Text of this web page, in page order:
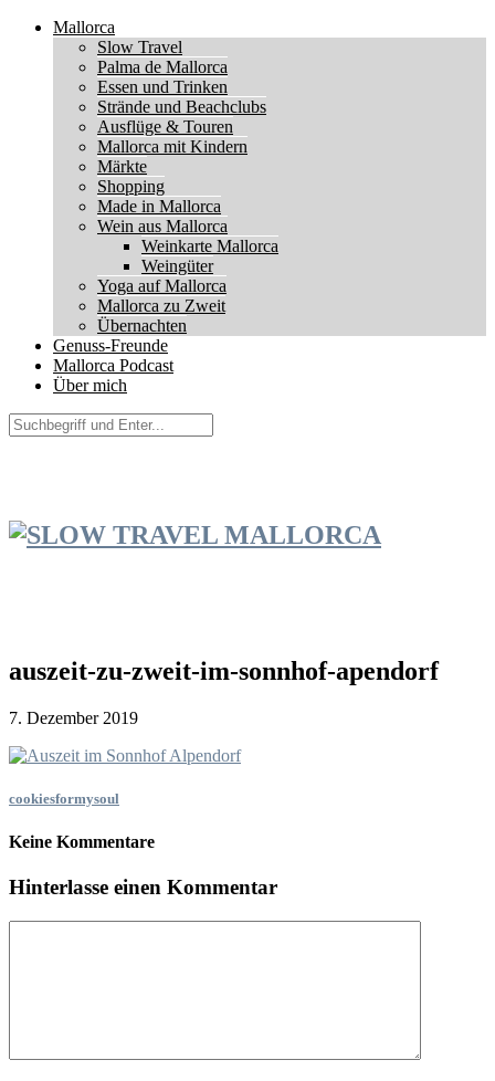
Mallorca
Slow Travel
Palma de Mallorca
Essen und Trinken
Strände und Beachclubs
Ausflüge & Touren
Mallorca mit Kindern
Märkte
Shopping
Made in Mallorca
Wein aus Mallorca
Weinkarte Mallorca
Weingüter
Yoga auf Mallorca
Mallorca zu Zweit
Übernachten
Genuss-Freunde
Mallorca Podcast
Über mich
auszeit-zu-zweit-im-sonnhof-apendorf
7. Dezember 2019
cookiesformysoul
Keine Kommentare
Hinterlasse einen Kommentar